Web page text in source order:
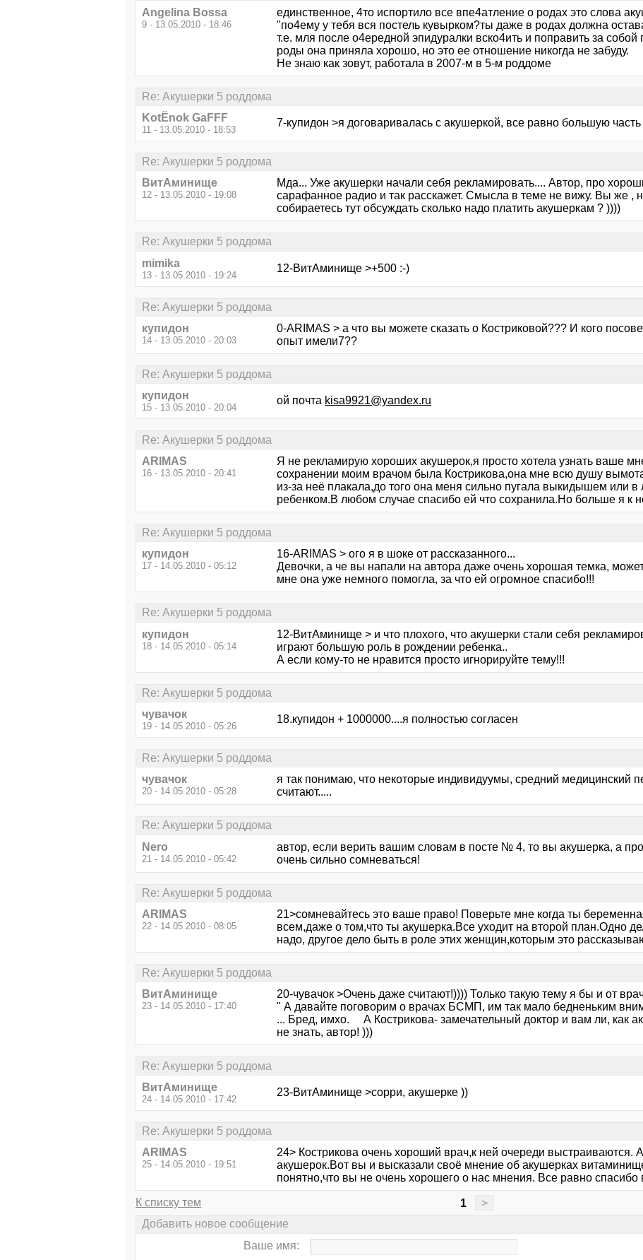
Angelina Bossa
9 - 13.05.2010 - 18:46
единственное, 4то испортило все впе4атление о родах это слова
"по4ему у тебя вся постель кувырком?ты даже в родах должна
т.е. мля после о4ередной эпидуралки вско4ить и поправить за собой
роды она приняла хорошо, но это ее отношение никогда не забуду.
Не знаю как зовут, работала в 2007-м в 5-м роддоме
Re: Акушерки 5 роддома
KotЁnok GaFFF
11 - 13.05.2010 - 18:53
7-купидон >я договаривалась с акушеркой, все равно большую часть
Re: Акушерки 5 роддома
ВитАминище
12 - 13.05.2010 - 19:08
Мда... Уже акушерки начали себя рекламировать.... Автор, про
сарафанное радио и так расскажет. Смысла в теме не вижу. Вы же ,
собираетесь тут обсуждать сколько надо платить акушеркам ? ))))
Re: Акушерки 5 роддома
mimika
13 - 13.05.2010 - 19:24
12-ВитАминище >+500 :-)
Re: Акушерки 5 роддома
купидон
14 - 13.05.2010 - 20:03
0-ARIMAS > а что вы можете сказать о Костриковой??? И кого
опыт имели7??
Re: Акушерки 5 роддома
купидон
15 - 13.05.2010 - 20:04
ой почта kisa9921@yandex.ru
Re: Акушерки 5 роддома
ARIMAS
16 - 13.05.2010 - 20:41
Я не рекламирую хороших акушерок,я просто хотела узнать ваше
сохранении моим врачом была Кострикова,она мне всю душу
из-за неё плакала,до того она меня сильно пугала выкидышем или
ребенком.В любом случае спасибо ей что сохранила.Но больше я к
Re: Акушерки 5 роддома
купидон
17 - 14.05.2010 - 05:12
16-ARIMAS > ого я в шоке от рассказанного...
Девочки, а че вы напали на автора даже очень хорошая темка,
мне она уже немного помогла, за что ей огромное спасибо!!!
Re: Акушерки 5 роддома
купидон
18 - 14.05.2010 - 05:14
12-ВитАминище > и что плохого, что акушерки стали себя
играют большую роль в рождении ребенка..
А если кому-то не нравится просто игнорируйте тему!!!
Re: Акушерки 5 роддома
чувачок
19 - 14.05.2010 - 05:26
18.купидон + 1000000....я полностью согласен
Re: Акушерки 5 роддома
чувачок
20 - 14.05.2010 - 05:28
я так понимаю, что некоторые индивидуумы, средний медицинский
считают.....
Re: Акушерки 5 роддома
Nero
21 - 14.05.2010 - 05:42
автор, если верить вашим словам в посте № 4, то вы акушерка, а
очень сильно сомневаться!
Re: Акушерки 5 роддома
ARIMAS
22 - 14.05.2010 - 08:05
21>сомневайтесь это ваше право! Поверьте мне когда ты
всем,даже о том,что ты акушерка.Все уходит на второй план.Одно
надо, другое дело быть в роле этих женщин,которым это
Re: Акушерки 5 роддома
ВитАминище
23 - 14.05.2010 - 17:40
20-чувачок >Очень даже считают!)))) Только такую тему я бы и от
" А давайте поговорим о врачах БСМП, им так мало бедненьким
... Бред, имхо. А Кострикова- замечательный доктор и вам ли, как
не знать, автор! )))
Re: Акушерки 5 роддома
ВитАминище
24 - 14.05.2010 - 17:42
23-ВитАминище >сорри, акушерке ))
Re: Акушерки 5 роддома
ARIMAS
25 - 14.05.2010 - 19:51
24> Кострикова очень хороший врач,к ней очереди выстраиваются.
акушерок.Вот вы и высказали своё мнение об акушерках
понятно,что вы не очень хорошего о нас мнения. Все равно
К списку тем 1 >
Добавить новое сообщение
Ваше имя: